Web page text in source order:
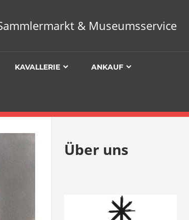
& Museumsservice
KAVALLERIE ANKAUF
Über uns